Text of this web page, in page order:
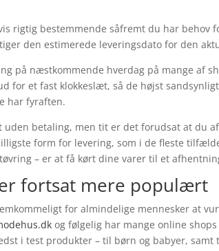
rigtig bestemmende såfremt du har behov
den estimerede leveringsdato for den
på næstkommende hverdag på mange af
for et fast klokkeslæt, så de højst
har fyraften.
uden betaling, men tit er det forudsat at du
form for levering, som i de fleste
– er at få kørt dine varer til et
fortsat mere populært
for almindelige mennesker at
og følgelig har mange online
i test produkter – til børn og babyer,